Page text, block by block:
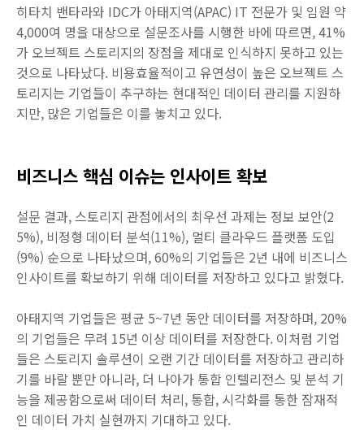
히타치 밴타라와 IDC가 아태지역(APAC) IT 전문가 및 임원 약
4,000여 명을 대상으로 설문조사를 시행한 바에 따르면, 41%
가 오브젝트 스토리지의 장점을 제대로 인식하지 못하고 있는
것으로 나타났다. 비용효율적이고 유연성이 높은 오브젝트 스
토리지는 기업들이 추구하는 현대적인 데이터 관리를 지원하
지만, 많은 기업들은 이를 놓치고 있다.
비즈니스 핵심 이슈는 인사이트 확보
설문 결과, 스토리지 관점에서의 최우선 과제는 정보 보안(2
5%), 비정형 데이터 분석(11%), 멀티 클라우드 플랫폼 도입
(9%) 순으로 나타났으며, 60%의 기업들은 2년 내에 비즈니스
인사이트를 확보하기 위해 데이터를 저장하고 있다고 밝혔다.
아태지역 기업들은 평균 5~7년 동안 데이터를 저장하며, 20%
의 기업들은 무려 15년 이상 데이터를 저장한다. 이처럼 기업
들은 스토리지 솔루션이 오랜 기간 데이터를 저장하고 관리하
기를 바랄 뿐만 아니라, 더 나아가 통합 인텔리전스 및 분석 기
능을 제공함으로써 데이터 처리, 통합, 시각화를 통한 잠재적
인 데이터 가치 실현까지 기대하고 있다.